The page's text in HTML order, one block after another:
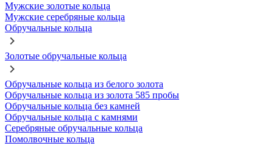
Мужские золотые кольца
Мужские серебряные кольца
Обручальные кольца
Золотые обручальные кольца
Обручальные кольца из белого золота
Обручальные кольца из золота 585 пробы
Обручальные кольца без камней
Обручальные кольца с камнями
Серебряные обручальные кольца
Помолвочные кольца